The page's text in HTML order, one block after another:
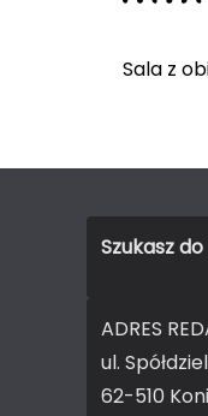
Sala z
Szukasz
ADRES
ul.
62-510